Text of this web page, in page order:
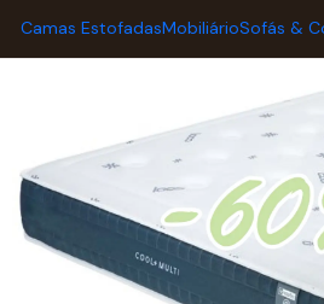
Camas EstofadasMobiliárioSofás &